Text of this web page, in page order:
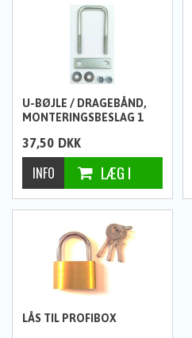
U-BØJLE / DRAGEBÅND,
MONTERINGSBESLAG 1
37,50 DKK
LÅS TIL PROFIBOX